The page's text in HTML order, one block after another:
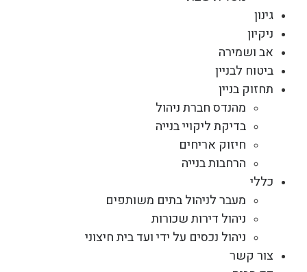
גינון
ניקיון
אב ושמירה
ביטוח לבניין
תחזוק בניין
מהנדס חברת ניהול
בדיקת ליקויי בנייה
חיזוק אריחים
הרחבות בנייה
כללי
מעבר לניהול בתים משותפים
ניהול דירות שכורות
ניהול נכסים על ידי ועד בית חיצוני
צור קשר